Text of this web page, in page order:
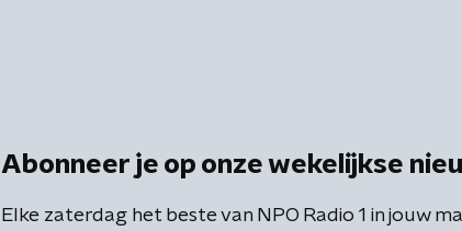
Abonneer je op onze wekelijkse
Elke zaterdag het beste van NPO Radio 1 in jouw